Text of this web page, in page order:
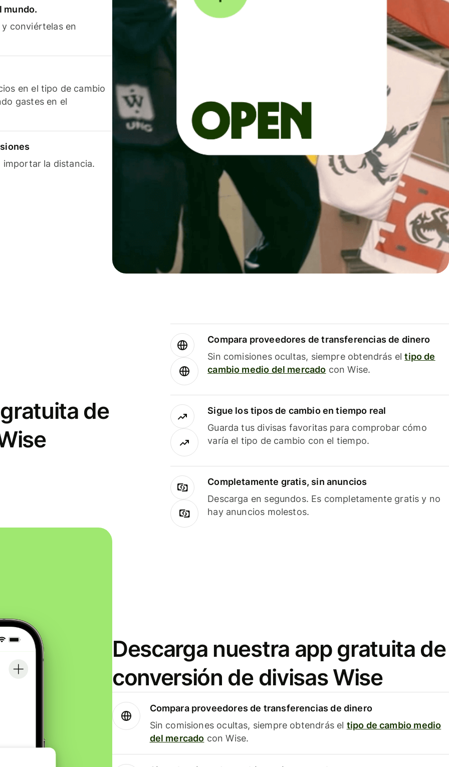
mundo.
conviértelas en
en el tipo de cambio
gastes en el
importar la distancia.
de
Compara proveedores de transferencias de dinero
Sin comisiones ocultas, siempre obtendrás eltipo de
cambio medio del mercado con Wise.
Sigue los tipos de cambio en tiempo real
Guarda tus divisas favoritas para comprobar cómo
varía el tipo de cambio con el tiempo.
Completamente gratis, sin anuncios
Descarga en segundos. Es completamente gratis y no
hay anuncios molestos.
Descarga nuestra app gratuita de
conversión de divisas Wise
Compara proveedores de transferencias de dinero
Sin comisiones ocultas, siempre obtendrás el tipo de cambio medio
del mercado con Wise.